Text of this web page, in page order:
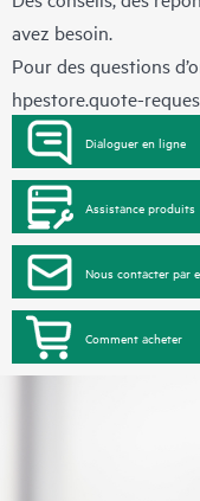
avez besoin.
Pour des questions
hpestore.quote-
Dialoguer en ligne
Assistance produits
Nous contacter par
Comment acheter